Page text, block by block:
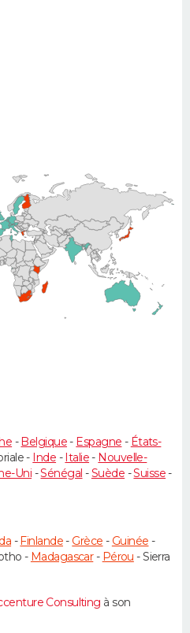
- Belgique- Espagne - États-
- Inde - Italie- Nouvelle-
Uni -Sénégal -Suède -Suisse-
- Finlande- Grèce - Guinée -
- Madagascar- Pérou - Sierra
Consulting à son